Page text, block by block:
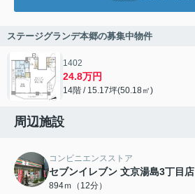
ステージグランデ本郷の募集中物件
1402
24.8万円
14階 / 15.17坪(50.18㎡)
周辺施設
コンビニエンスストア
セブンイレブン 文京湯島3丁目店
894ｍ（12分）